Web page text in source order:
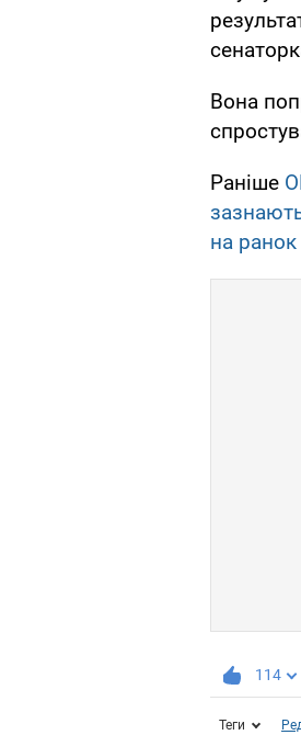
Вона
Раніше
на
114
Теги